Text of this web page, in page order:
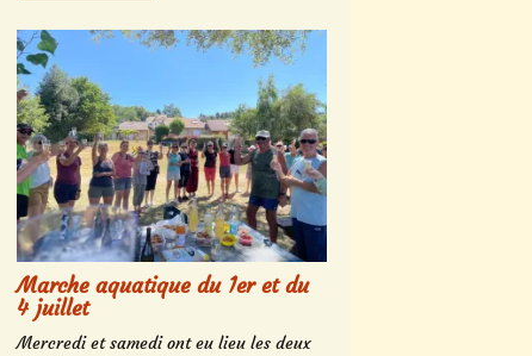
Marche aquatique du 1er et du
4 juillet
Mercredi et samedi ont eu lieu les deux